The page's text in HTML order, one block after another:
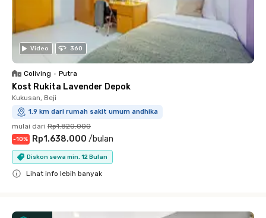
Video 360
Coliving • Putra
Kost Rukita Lavender Depok
Kukusan, Beji
1.9 km dari rumah sakit umum andhika
mulai dari Rp1.820.000
-10% Rp1.638.000 /bulan
Diskon sewa min. 12 Bulan
Lihat info lebih banyak